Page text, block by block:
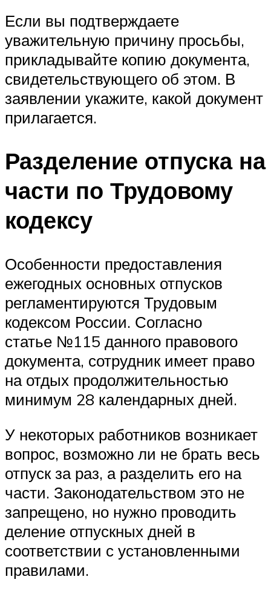
Если вы подтверждаете
уважительную причину просьбы,
прикладывайте копию документа,
свидетельствующего об этом. В
заявлении укажите, какой документ
прилагается.
Разделение отпуска на
части по Трудовому
кодексу
Особенности предоставления
ежегодных основных отпусков
регламентируются Трудовым
кодексом России. Согласно
статье №115 данного правового
документа, сотрудник имеет право
на отдых продолжительностью
минимум 28 календарных дней.
У некоторых работников возникает
вопрос, возможно ли не брать весь
отпуск за раз, а разделить его на
части. Законодательством это не
запрещено, но нужно проводить
деление отпускных дней в
соответствии с установленными
правилами.